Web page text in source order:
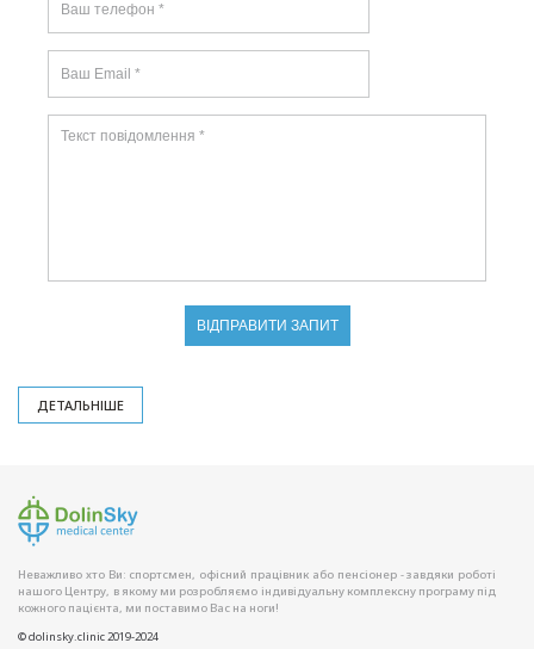
ДЕТАЛЬНІШЕ
Неважливо хто Ви: спортсмен, офісний працівник або пенсіонер - завдяки роботі
нашого Центру, в якому ми розробляємо індивідуальну комплексну програму під
кожного пацієнта, ми поставимо Вас на ноги!
© dolinsky.clinic 2019-2024